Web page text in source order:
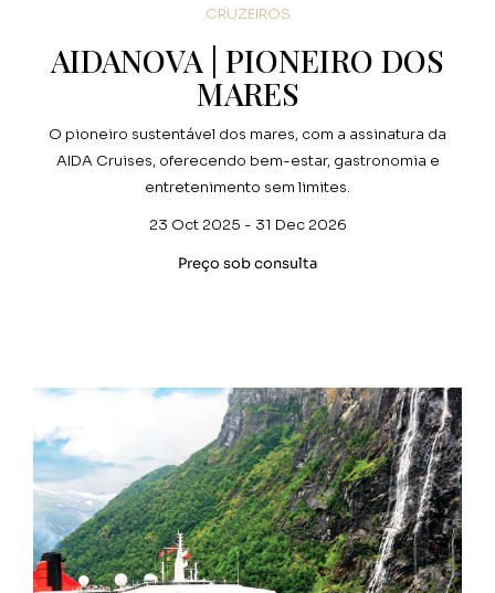
CRUZEIROS
AIDANOVA | PIONEIRO DOS
MARES
O pioneiro sustentável dos mares, com a assinatura da
AIDA Cruises, oferecendo bem-estar, gastronomia e
entretenimento sem limites.
23 Oct 2025 - 31 Dec 2026
Preço sob consulta